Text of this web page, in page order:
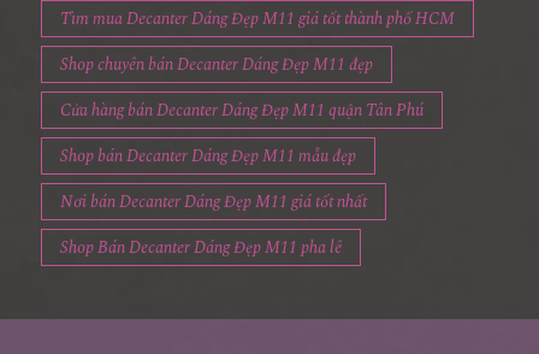
Tìm mua Decanter Dáng Đẹp M11 giá tốt thành phố HCM
Shop chuyên bán Decanter Dáng Đẹp M11 đẹp
Cửa hàng bán Decanter Dáng Đẹp M11 quận Tân Phú
Shop bán Decanter Dáng Đẹp M11 mẫu đẹp
Nơi bán Decanter Dáng Đẹp M11 giá tốt nhất
Shop Bán Decanter Dáng Đẹp M11 pha lê